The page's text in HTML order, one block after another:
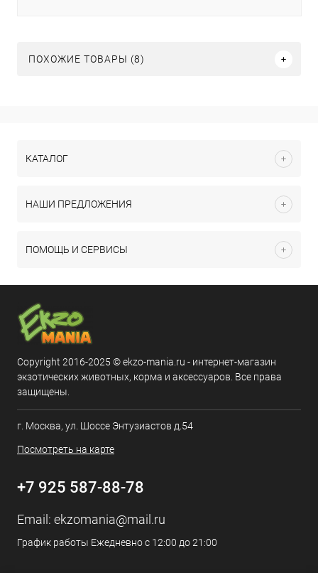
ПОХОЖИЕ ТОВАРЫ (8)
КАТАЛОГ
НАШИ ПРЕДЛОЖЕНИЯ
ПОМОЩЬ И СЕРВИСЫ
Copyright 2016-2025 © ekzo-mania.ru - интернет-магазин
экзотических животных, корма и аксессуаров. Все права
защищены.
г. Москва, ул. Шоссе Энтузиастов д.54
Посмотреть на карте
+7 925 587-88-78
Email: ekzomania@mail.ru
График работы Ежедневно с 12:00 до 21:00